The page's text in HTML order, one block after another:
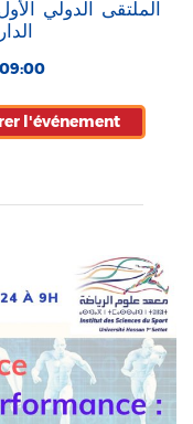
الملتقى الدولي
l'événement